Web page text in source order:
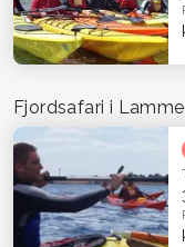
Fjordsafari i